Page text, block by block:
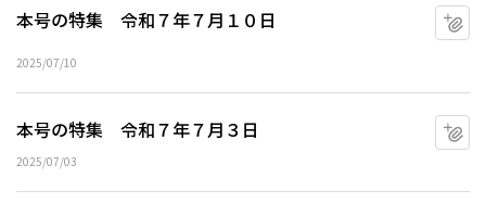
本号の特集 令和７年７月１０日
2025/07/10
本号の特集 令和７年７月３日
2025/07/03